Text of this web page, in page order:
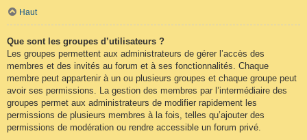
Haut
Que sont les groupes d’utilisateurs ?
Les groupes permettent aux administrateurs de gérer l’accès des
membres et des invités au forum et à ses fonctionnalités. Chaque
membre peut appartenir à un ou plusieurs groupes et chaque groupe peut
avoir ses permissions. La gestion des membres par l’intermédiaire des
groupes permet aux administrateurs de modifier rapidement les
permissions de plusieurs membres à la fois, telles qu’ajouter des
permissions de modération ou rendre accessible un forum privé.